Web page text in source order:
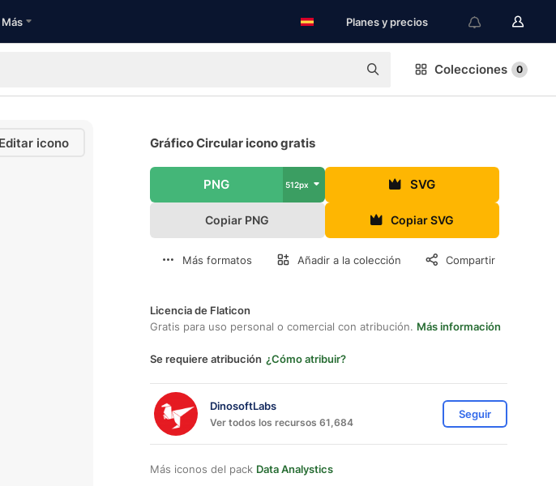
Más Planes y precios
Colecciones 0
Editar icono Gráfico Circular icono gratis
PNG 512px SVG
Copiar PNG Copiar SVG
Más formatos Añadir a la colección Compartir
Licencia de Flaticon
Gratis para uso personal o comercial con atribución. Más información
Se requiere atribución ¿Cómo atribuir?
DinosoftLabs
Ver todos los recursos 61,684
Seguir
Más iconos del pack Data Analystics